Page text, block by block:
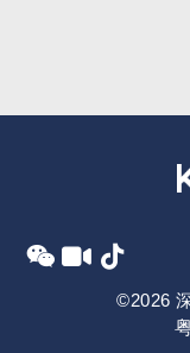
©2026